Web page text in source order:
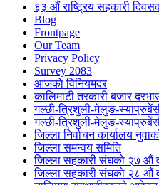
६३ औं राष्ट्रिय सहकारी
Blog
Frontpage
Our Team
Privacy Policy
Survey 2083
आजकाे विनियमदर
कालिमाटी तरकारी बजार
गल्छी-त्रिशुली-मेलुङ-
गल्छी-त्रिशुली-मेलुङ-
जिल्ला निर्वाचन कार्यालय
जिल्ला समन्वय समिति
जिल्ला सहकारी संघको २७ औं
जिल्ला सहकारी संघको २८ औं